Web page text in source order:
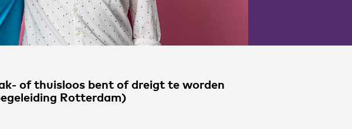
of thuisloos bent of dreigt te worden
Rotterdam)